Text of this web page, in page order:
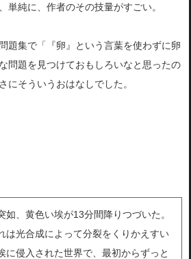
単純に、作者のその技量がすごい。
題集で「『卵』という言葉を使わずに卵
問題を見つけておもしろいなと思ったの
にそういうおはなしでした。
如、黄色い埃が13分間降りつづいた。
は光合成によって分裂をくりかえすい
に侵入された世界で、最初からずっと